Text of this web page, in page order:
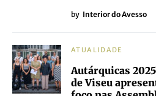
by Interior do Avesso
ATUALIDADE
Autárquicas
de Viseu